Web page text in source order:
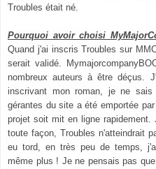
Troubles était né.
Pourquoi avoir choisi
Quand j'ai inscris Troubles sur
serait validé.
nombreux auteurs à être déçus.
inscrivant mon roman, je ne
gérantes du site a été emportée
projet soit mit en ligne
toute façon, Troubles n'atteindrait
eu tord, en très peu de temps,
même plus ! Je ne pensais pas